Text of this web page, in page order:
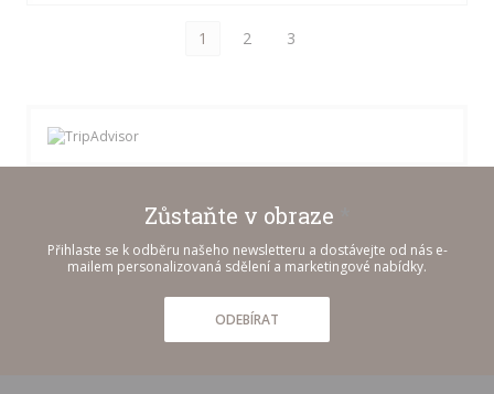
1 2 3
Zůstaňte v obraze
Přihlaste se k odběru našeho newsletteru a dostávejte od nás e-
mailem personalizovaná sdělení a marketingové nabídky.
ODEBÍRAT